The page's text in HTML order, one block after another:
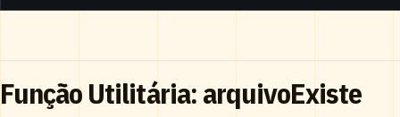
Função Utilitária: arquivoExiste